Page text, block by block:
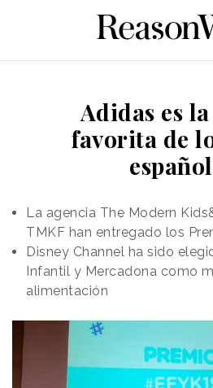
Adidas es
favorita de
La agencia The Modern
TMKF han entregado los
Disney Channel ha sido
Infantil y Mercadona como
alimentación